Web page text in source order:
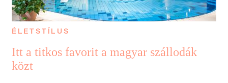
ÉLETSTÍLUS
Itt a titkos favorit a magyar szállodák
közt